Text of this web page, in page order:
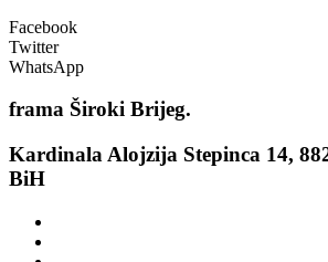
Facebook
Twitter
WhatsApp
frama Široki Brijeg.
Kardinala Alojzija Stepinca 14,
BiH